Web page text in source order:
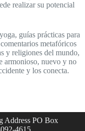
realizar su potencial
guías prácticas para
metafóricos
y religiones del mundo,
armonioso, nuevo y no
y los conecta.
Address PO Box
4615